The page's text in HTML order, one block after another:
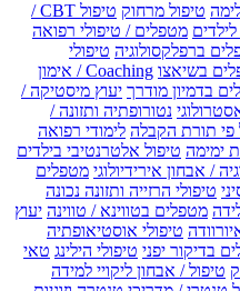
טיפול מרחוק
טיפול CBT /
מטפלים / טיפולי רפואה
ברפלקסולוגיה טיפולי
בשיאצו
Coaching / אימון
בדמיון מודרך יעוץ מיסטיקה /
נטורופתיה ותזונה /
פי תורת הקבלה לימודי רפואה
ימימה טיפול אלטרנטיבי בילדים
/ אבחון אירידיולוגי מטפלים
טיפולי הרזייה ותזונה נכונה
מטפלים בטווינא / טווינה יעוץ
טיפולי אוסטיאופתיה
בדיקור יפני טיפולי הילינג טאי
טיפול / אבחון ליקויי למידה